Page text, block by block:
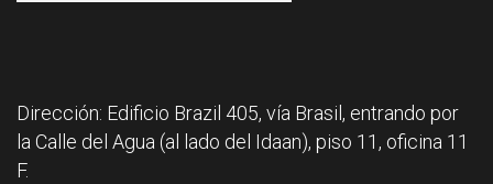
Dirección: Edificio Brazil 405, vía Brasil, entrando por
la Calle del Agua (al lado del Idaan), piso 11, oficina 11
F.